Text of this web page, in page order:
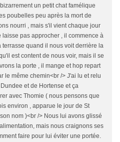
un petit chat famélique
poubelles peu après la mort de
nourri , mais s'il vient chaque jour
laisse pas approcher , il commence à
terrasse quand il nous voit derrière la
est content de nous voir, mais il se
la porte , il mange et hop repart
le même chemin<br /> J'ai lu et relu
et de Hortense et ça
avec Thomie ( nous pensons que
environ , apparue le jour de St
nom )<br /> Nous lui avons glissé
mais nous craignons ses
faire pour lui éviter une portée.